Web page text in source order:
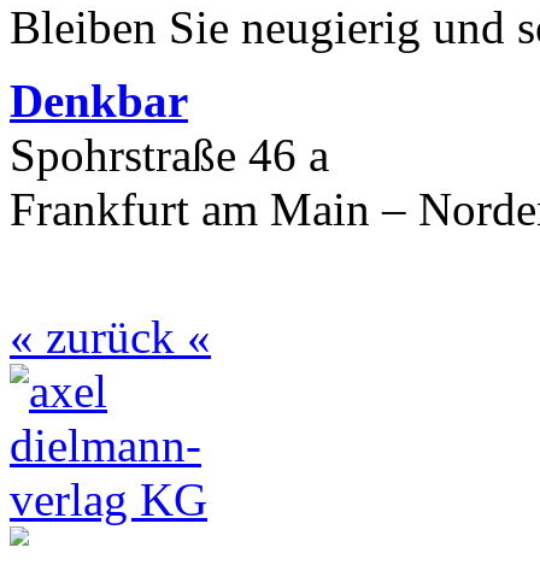
Bleiben Sie neugierig und
Denkbar
Spohrstraße 46 a
Frankfurt am Main –
« zurück «